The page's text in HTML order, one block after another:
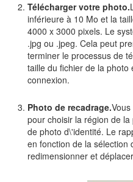
Télécharger votre photo.
inférieure à 10 Mo et la
4000 x 3000 pixels. Le
.jpg ou .jpeg. Cela peut
terminer le processus de
taille du fichier de la
connexion.
Photo de recadrage.
pour choisir la région de
de photo d\'identité. Le
en fonction de la sélection
redimensionner et